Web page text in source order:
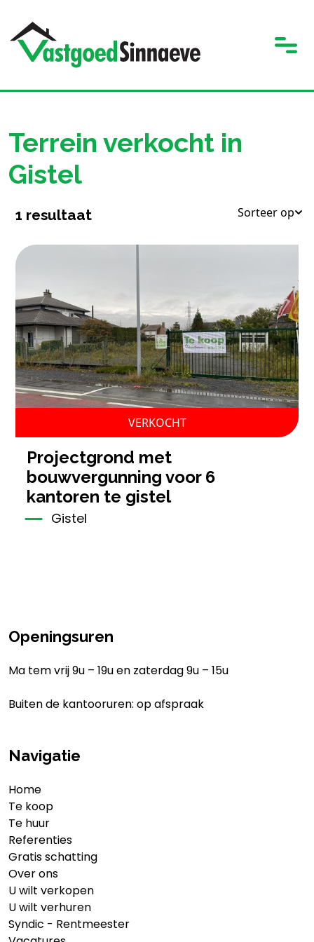
Terrein verkocht in
Gistel
1 resultaat Sorteer op
VERKOCHT
projectgrond met
bouwvergunning voor 6
kantoren te gistel
Gistel
Openingsuren
Ma tem vrij 9u – 19u en zaterdag 9u – 15u
Buiten de kantooruren: op afspraak
Navigatie
Home
Te koop
Te huur
Referenties
Gratis schatting
Over ons
U wilt verkopen
U wilt verhuren
Syndic - Rentmeester